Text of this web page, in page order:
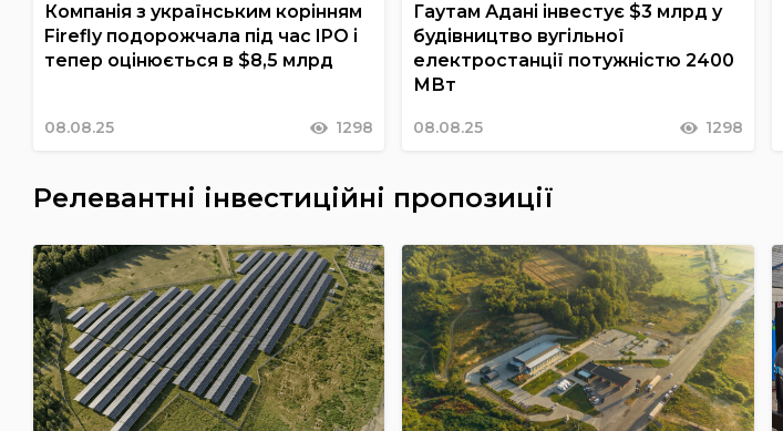
Компанія з українським корінням
Firefly подорожчала під час IPO і
тепер оцінюється в $8,5 млрд
08.08.25 1298
Гаутам Адані інвестує $3 млрд у
будівництво вугільної
електростанції потужністю 2400
МВт
08.08.25 1298
Релевантні інвестиційні пропозиції